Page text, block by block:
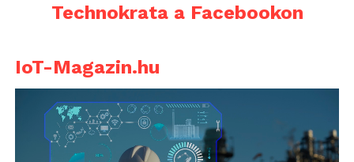
Technokrata a Facebookon
IoT-Magazin.hu